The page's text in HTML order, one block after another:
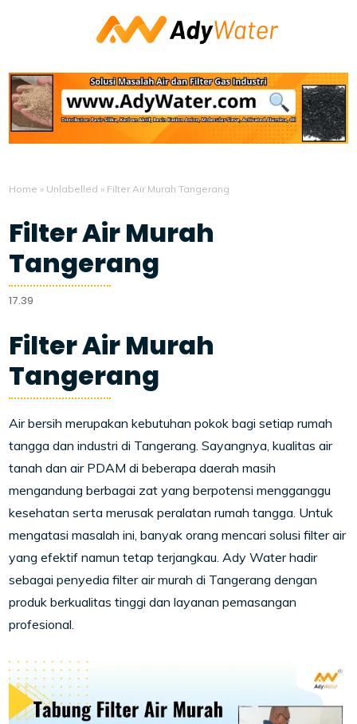
Home » Unlabelled » Filter Air Murah Tangerang
Filter Air Murah
Tangerang
17.39
Filter Air Murah
Tangerang
Air bersih merupakan kebutuhan pokok bagi setiap rumah
tangga dan industri di Tangerang. Sayangnya, kualitas air
tanah dan air PDAM di beberapa daerah masih
mengandung berbagai zat yang berpotensi mengganggu
kesehatan serta merusak peralatan rumah tangga. Untuk
mengatasi masalah ini, banyak orang mencari solusi filter air
yang efektif namun tetap terjangkau. Ady Water hadir
sebagai penyedia filter air murah di Tangerang dengan
produk berkualitas tinggi dan layanan pemasangan
profesional.